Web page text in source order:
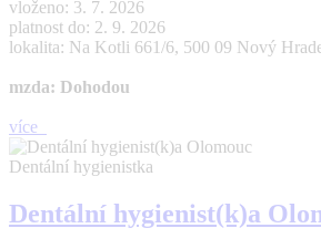
vloženo: 3. 7. 2026
platnost do: 2. 9. 2026
lokalita: Na Kotli 661/6, 500 09 Nový
mzda: Dohodou
více
Dentální hygienistka
Dentální hygienist(k)a